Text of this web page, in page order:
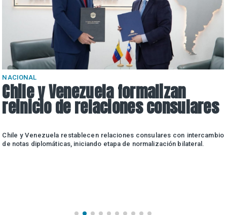
NACIONAL
Chile y Venezuela formalizan
reinicio de relaciones consulares
Chile y Venezuela restablecen relaciones consulares con intercambio
de notas diplomáticas, iniciando etapa de normalización bilateral.